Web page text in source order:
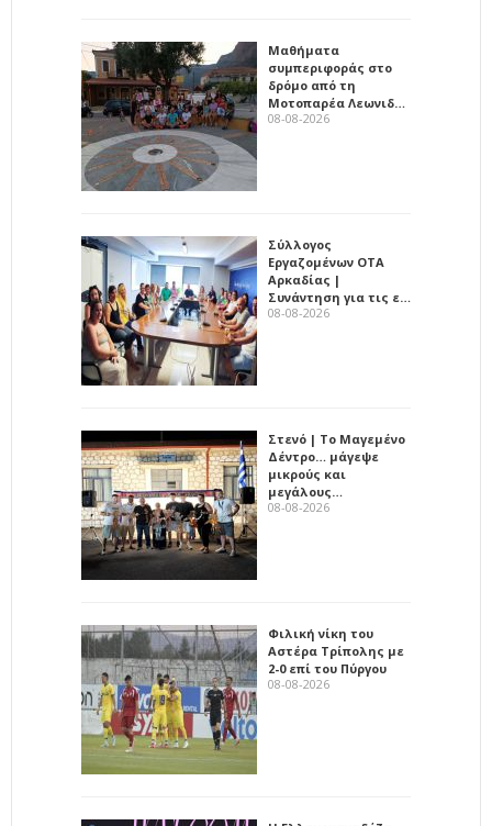
Μαθήματα
συμπεριφοράς στο
δρόμο από τη
Μοτοπαρέα Λεωνιδ…
08-08-2026
Σύλλογος
Εργαζομένων ΟΤΑ
Αρκαδίας |
Συνάντηση για τις ε…
08-08-2026
Στενό | Το Μαγεμένο
Δέντρο… μάγεψε
μικρούς και
μεγάλους…
08-08-2026
Φιλική νίκη του
Αστέρα Τρίπολης με
2-0 επί του Πύργου
08-08-2026